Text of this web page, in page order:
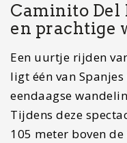
Caminito Del
en prachtige
Een uurtje rijden
ligt één van
eendaagse
Tijdens deze
105 meter boven